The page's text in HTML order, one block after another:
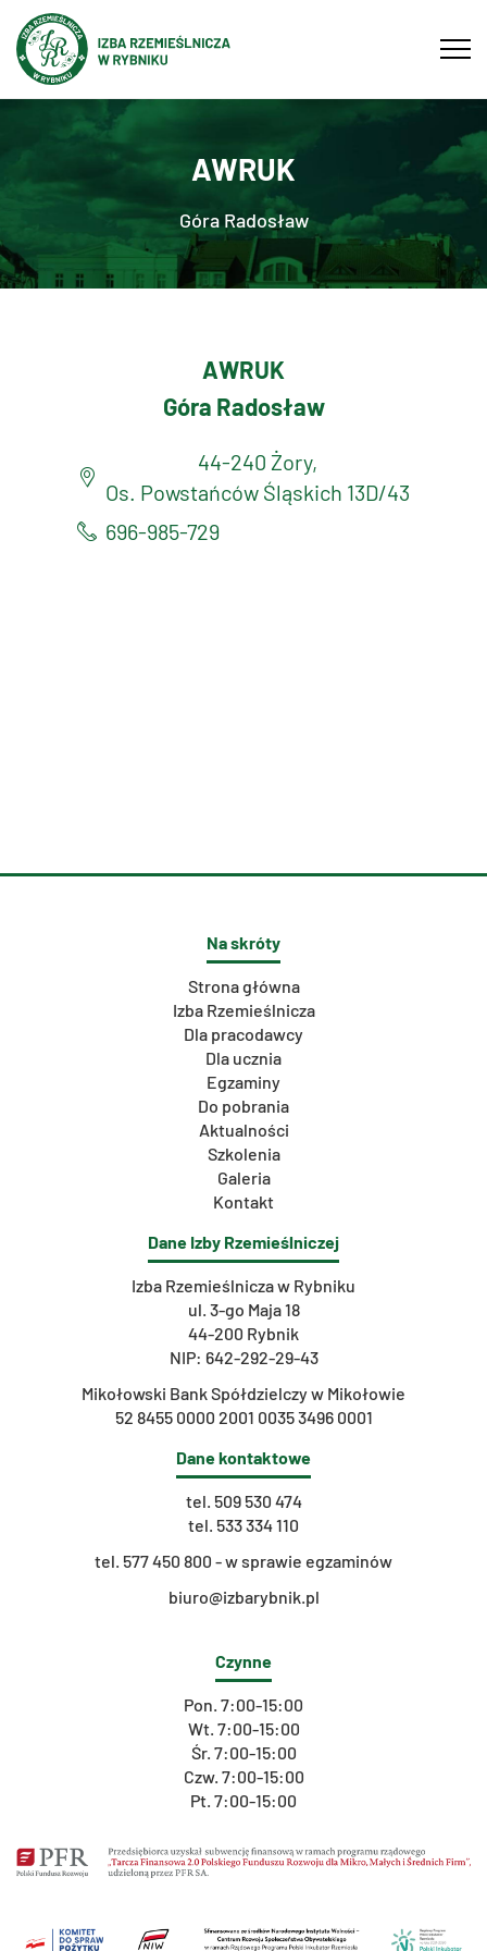
AWRUK
Góra Radosław
AWRUK
Góra Radosław
44-240 Żory,
Os. Powstańców Śląskich 13D/43
696-985-729
Na skróty
Strona główna
Izba Rzemieślnicza
Dla pracodawcy
Dla ucznia
Egzaminy
Do pobrania
Aktualności
Szkolenia
Galeria
Kontakt
Dane Izby Rzemieślniczej
Izba Rzemieślnicza w Rybniku
ul. 3-go Maja 18
44-200 Rybnik
NIP: 642-292-29-43
Mikołowski Bank Spółdzielczy w Mikołowie
52 8455 0000 2001 0035 3496 0001
Dane kontaktowe
tel. 509 530 474
tel. 533 334 110
tel. 577 450 800 - w sprawie egzaminów
biuro@izbarybnik.pl
Czynne
Pon. 7:00-15:00
Wt. 7:00-15:00
Śr. 7:00-15:00
Czw. 7:00-15:00
Pt. 7:00-15:00